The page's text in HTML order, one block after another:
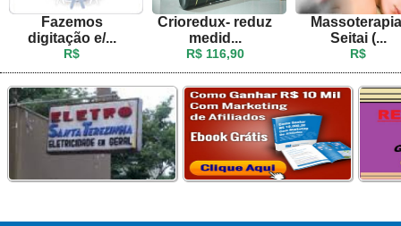
Fazemos
digitação e/...
R$
Crioredux- reduz
medid...
R$ 116,90
Seitai (...
R$